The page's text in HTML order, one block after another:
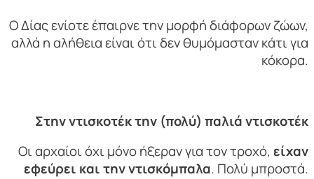
Ο Δίας ενίοτε έπαιρνε την μορφή διάφορων ζώων,
αλλά η αλήθεια είναι ότι δεν θυμόμασταν κάτι για
κόκορα.
Στην ντισκοτέκ την (πολύ) παλιά ντισκοτέκ
Οι αρχαίοι όχι μόνο ήξεραν για τον τροχό, είχαν
εφεύρει και την ντισκόμπαλα. Πολύ μπροστά.